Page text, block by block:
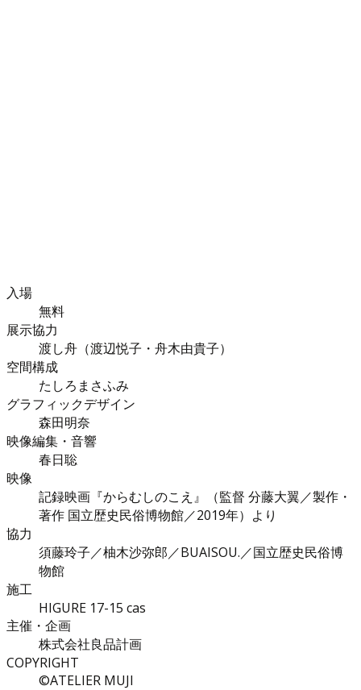
入場
無料
展示協力
渡し舟（渡辺悦子・舟木由貴子）
空間構成
たしろまさふみ
グラフィックデザイン
森田明奈
映像編集・音響
春日聡
映像
記録映画『からむしのこえ』（監督 分藤大翼／製作・
著作 国立歴史民俗博物館／2019年）より
協力
須藤玲子／柚木沙弥郎／BUAISOU.／国立歴史民俗博
物館
施工
HIGURE 17-15 cas
主催・企画
株式会社良品計画
COPYRIGHT
©ATELIER MUJI